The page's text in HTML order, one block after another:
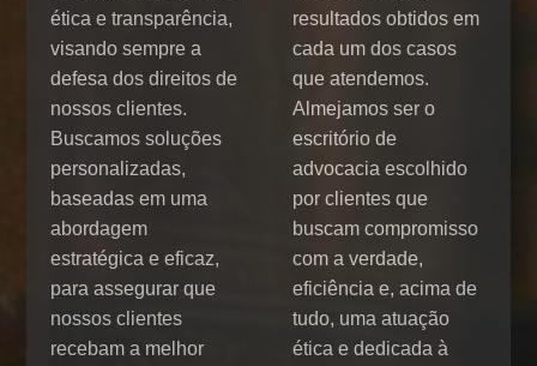
ética e transparência,
visando sempre a
defesa dos direitos de
nossos clientes.
Buscamos soluções
personalizadas,
baseadas em uma
abordagem
estratégica e eficaz,
para assegurar que
nossos clientes
recebam a melhor
resultados obtidos em
cada um dos casos
que atendemos.
Almejamos ser o
escritório de
advocacia escolhido
por clientes que
buscam compromisso
com a verdade,
eficiência e, acima de
tudo, uma atuação
ética e dedicada à